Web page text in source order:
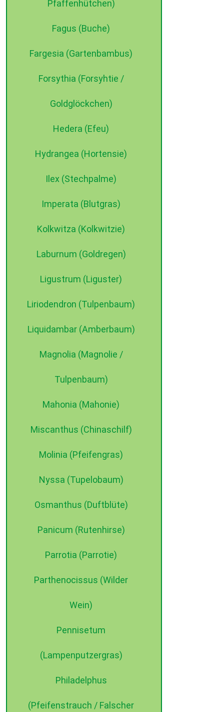
Pfaffenhütchen)
Fagus (Buche)
Fargesia (Gartenbambus)
Forsythia (Forsyhtie /
Goldglöckchen)
Hedera (Efeu)
Hydrangea (Hortensie)
Ilex (Stechpalme)
Imperata (Blutgras)
Kolkwitza (Kolkwitzie)
Laburnum (Goldregen)
Ligustrum (Liguster)
Liriodendron (Tulpenbaum)
Liquidambar (Amberbaum)
Magnolia (Magnolie /
Tulpenbaum)
Mahonia (Mahonie)
Miscanthus (Chinaschilf)
Molinia (Pfeifengras)
Nyssa (Tupelobaum)
Osmanthus (Duftblüte)
Panicum (Rutenhirse)
Parrotia (Parrotie)
Parthenocissus (Wilder
Wein)
Pennisetum
(Lampenputzergras)
Philadelphus
(Pfeifenstrauch / Falscher